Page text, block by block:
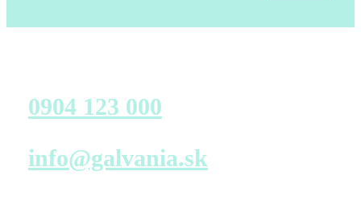
0904 123 000
info@galvania.sk